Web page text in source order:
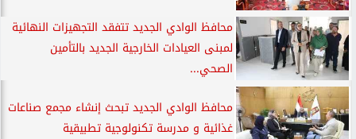
محافظ الوادي الجديد تتفقد التجهيزات النهائية
لمبنى العيادات الخارجية الجديد بالتأمين
الصحي...
محافظ الوادي الجديد تبحث إنشاء مجمع صناعات
غذائية و مدرسة تكنولوجية تطبيقية